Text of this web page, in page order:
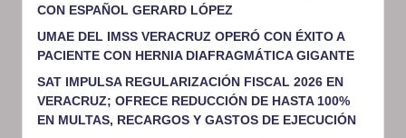
CON ESPAÑOL GERARD LÓPEZ
UMAE DEL IMSS VERACRUZ OPERÓ CON ÉXITO A
PACIENTE CON HERNIA DIAFRAGMÁTICA GIGANTE
SAT IMPULSA REGULARIZACIÓN FISCAL 2026 EN
VERACRUZ; OFRECE REDUCCIÓN DE HASTA 100%
EN MULTAS, RECARGOS Y GASTOS DE EJECUCIÓN